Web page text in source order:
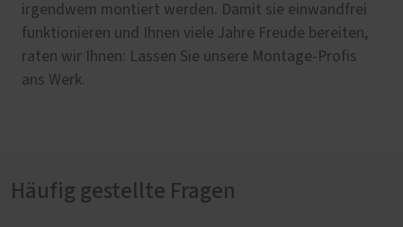
irgendwem montiert werden. Damit sie einwandfrei
funktionieren und Ihnen viele Jahre Freude bereiten,
raten wir Ihnen: Lassen Sie unsere Montage-Profis
ans Werk.
Häufig gestellte Fragen